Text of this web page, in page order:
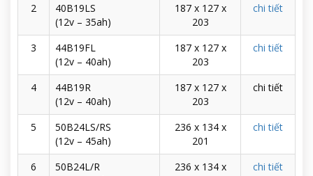
2
40B19LS
(12v – 35ah)
187 x 127 x
203
chi tiết
3
44B19FL
(12v – 40ah)
187 x 127 x
203
chi tiết
4
44B19R
(12v – 40ah)
187 x 127 x
203
chi tiết
5
50B24LS/RS
(12v – 45ah)
236 x 134 x
201
chi tiết
6
50B24L/R
236 x 134 x
chi tiết